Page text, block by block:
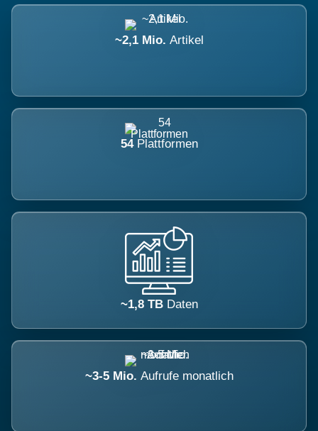
~2,1 Mio. Artikel
54 Plattformen
~1,8 TB Daten
~3-5 Mio. Aufrufe monatlich